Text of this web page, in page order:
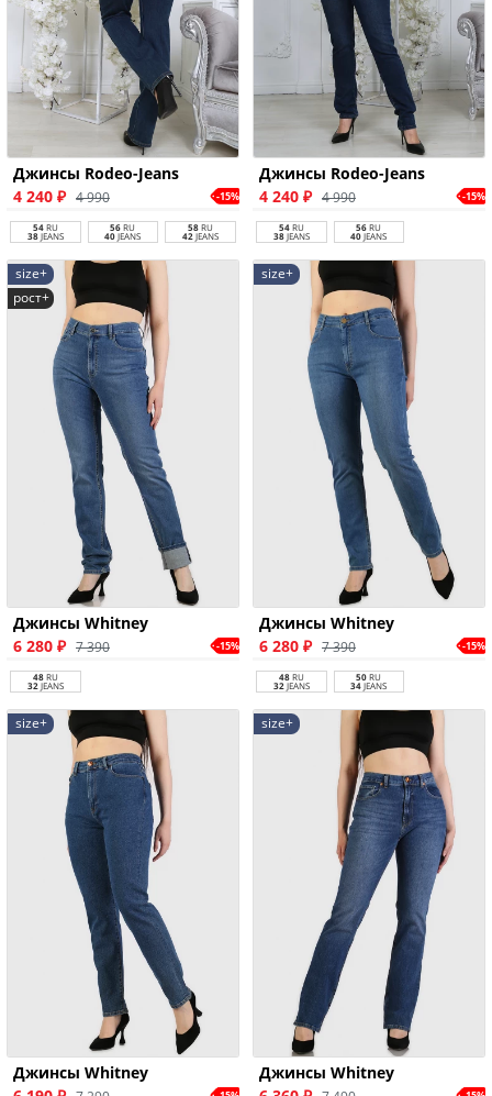
Джинсы Rodeo-Jeans
4 240 ₽ 4 990 -15%
54RU
38JEANS
56RU
40JEANS
58RU
42JEANS
Джинсы Rodeo-Jeans
4 240 ₽ 4 990 -15%
54RU
38JEANS
56RU
40JEANS
size+
рост+
Джинсы Whitney
6 280 ₽ 7 390 -15%
48RU
32JEANS
size+
Джинсы Whitney
6 280 ₽ 7 390 -15%
48RU
32JEANS
50RU
34JEANS
size+
Джинсы Whitney
size+
Джинсы Whitney